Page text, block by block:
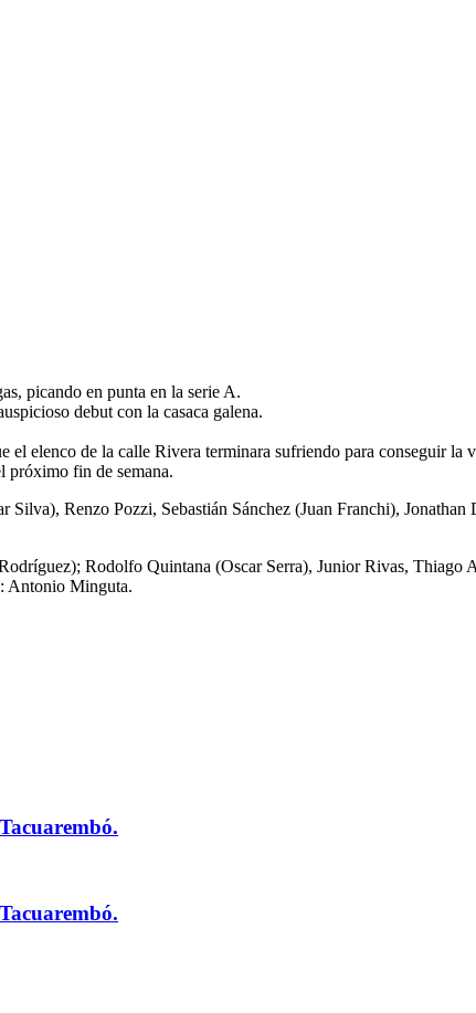
picando en punta en la serie A.
debut con la casaca galena.
el elenco de la calle Rivera terminara sufriendo para conseguir la
próximo fin de semana.
Renzo Pozzi, Sebastián Sánchez (Juan Franchi), Jonathan
Rodolfo Quintana (Oscar Serra), Junior Rivas, Thiago
Antonio Minguta.